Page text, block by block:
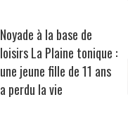
Noyade à la base de
loisirs La Plaine tonique :
une jeune fille de 11 ans
a perdu la vie